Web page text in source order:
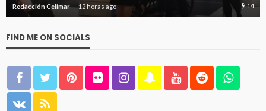
Redacción Celimar 2 días ago
FIND ME ON SOCIALS